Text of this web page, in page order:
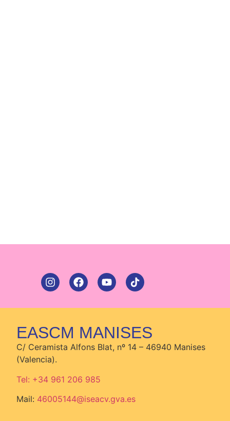
EASCM MANISES
C/ Ceramista Alfons Blat, nº 14 – 46940 Manises
(Valencia).
Tel: +34 961 206 985
Mail: 46005144@iseacv.gva.es